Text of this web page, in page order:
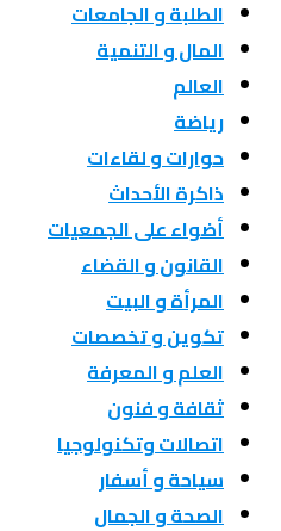
الطلبة و الجامعات
المال و التنمية
العالم
رياضة
حوارات و لقاءات
ذاكرة الأحداث
أضواء على الجمعيات
القانون و القضاء
المرأة و البيت
تكوين و تخصصات
العلم و المعرفة
ثقافة و فنون
اتصالات وتكنولوجيا
سياحة و أسفار
الصحة و الجمال